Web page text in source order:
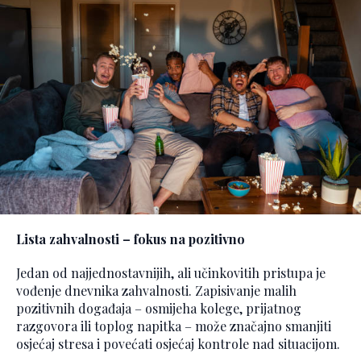
Lista zahvalnosti – fokus na pozitivno
Jedan od najjednostavnijih, ali učinkovitih pristupa je
vođenje dnevnika zahvalnosti. Zapisivanje malih
pozitivnih događaja – osmijeha kolege, prijatnog
razgovora ili toplog napitka – može značajno smanjiti
osjećaj stresa i povećati osjećaj kontrole nad situacijom.